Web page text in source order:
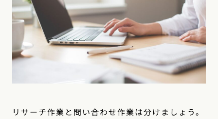
リサーチ作業と問い合わせ作業は分けましょう。